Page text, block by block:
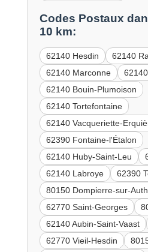
Codes Postaux
10 km:
62140 Hesdin
62140
62140 Marconne
62140 Bouin-Plumoison
62140 Tortefontaine
62140 Vacqueriette-
62390 Fontaine-l'Étalon
62140 Huby-Saint-Leu
62140 Labroye
62390
80150 Dompierre-sur-
62770 Saint-Georges
62140 Aubin-Saint-Vaast
62770 Vieil-Hesdin